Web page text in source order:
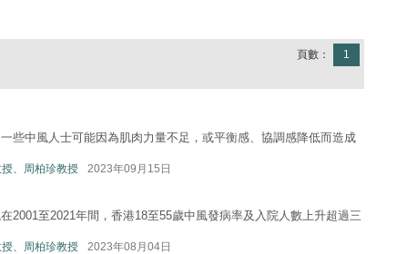
頁數： 1
些中風人士可能因為肌肉力量不足，或平衡感、協調感降低而造成
、周柏珍教授 2023年09月15日
2001至2021年間，香港18至55歲中風發病率及入院人數上升超過三
、周柏珍教授 2023年08月04日